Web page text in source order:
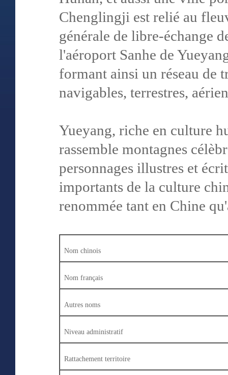
Chenglingji est relié au
générale de libre-échange
l'aéroport Sanhe de
formant ainsi un réseau de
navigables, terrestres,
Yueyang, riche en culture
rassemble montagnes
personnages illustres et
importants de la culture
renommée tant en Chine
Nom chinois
Nom français
Autres noms
Niveau administratif
Rattachement territoire